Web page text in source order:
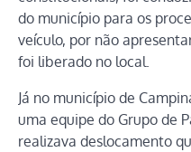
do município para os
veículo, por não
foi liberado no local.
Já no município de
uma equipe do Grupo de
realizava deslocamento